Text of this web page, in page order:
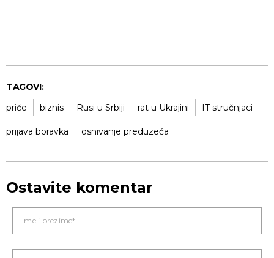
TAGOVI:
priče
biznis Rusi u Srbiji rat u Ukrajini IT stručnjaci
prijava boravka osnivanje preduzeća
Ostavite komentar